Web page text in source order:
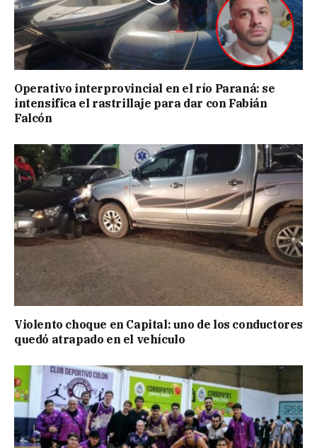
Operativo interprovincial en el río Paraná: se
intensifica el rastrillaje para dar con Fabián
Falcón
Violento choque en Capital: uno de los conductores
quedó atrapado en el vehículo